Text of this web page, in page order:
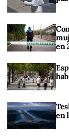
en
en